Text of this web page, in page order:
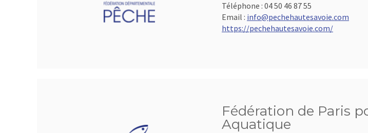
Téléphone : 04 50 46 87 55
Email : info@pechehautesavoie.com
https://pechehautesavoie.com/
Fédération de Paris
Aquatique